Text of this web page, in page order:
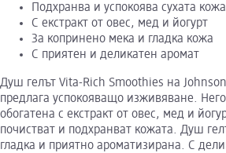
Подхранва и успокоява сухата кожа
С екстракт от овес, мед и йогурт
За копринено мека и гладка кожа
С приятен и деликатен аромат
Душ гелът Vita-Rich Smoothies на
предлага успокояващо изживяване.
обогатена с екстракт от овес, мед и
почистват и подхранват кожата. Душ
гладка и приятно ароматизирана. С